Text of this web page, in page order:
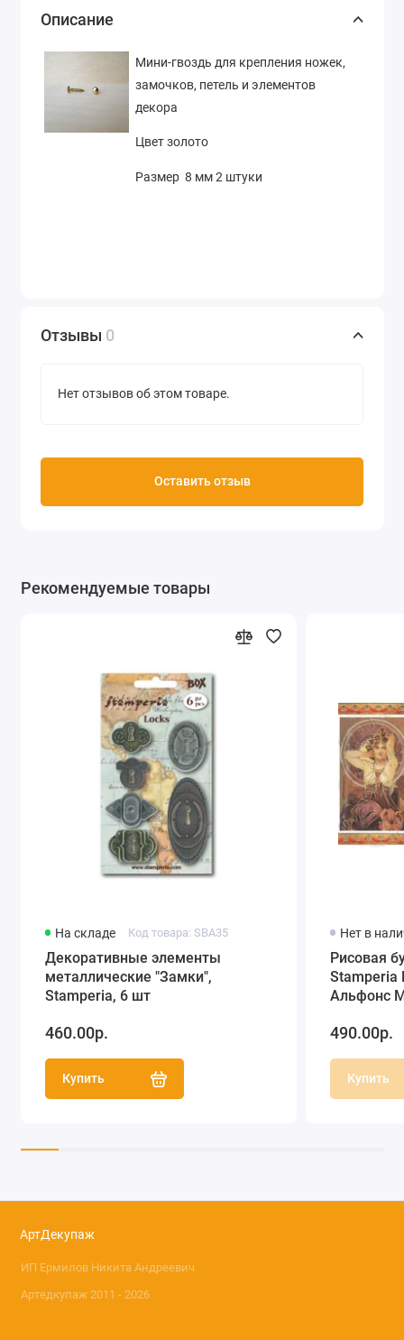
Описание
Мини-гвоздь для крепления ножек,
замочков, петель и элементов
декора
Цвет золото
Размер 8 мм 2 штуки
Отзывы 0
Нет отзывов об этом товаре.
Оставить отзыв
Рекомендуемые товары
На складе Код товара: SBA35
Декоративные элементы
металлические "Замки",
Stamperia, 6 шт
460.00р.
Купить
Нет в
Рисовая
Stamperia
Альфонс
490.00р.
Купить
АртДекупаж
ИП Ермилов Никита Андреевич
Артедкупаж 2011 - 2026